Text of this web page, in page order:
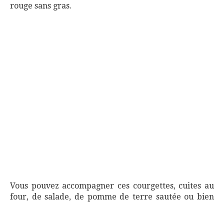
rouge sans gras.
Vous pouvez accompagner ces courgettes, cuites au
four, de salade, de pomme de terre sautée ou bien